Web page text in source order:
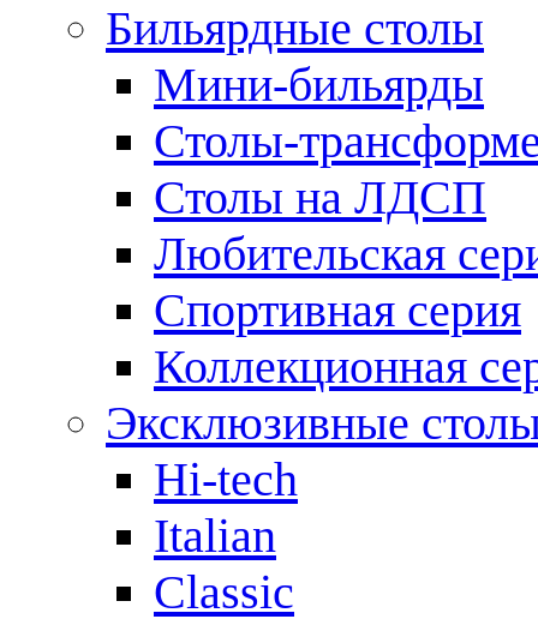
Бильярдные столы
Мини-бильярды
Столы-
Столы на ЛДСП
Любительская
Спортивная серия
Коллекционная
Эксклюзивные
Hi-tech
Italian
Сlassic